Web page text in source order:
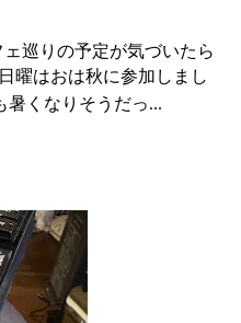
巡りの予定が気づいたら
曜はおは秋に参加しまし
暑くなりそうだっ...